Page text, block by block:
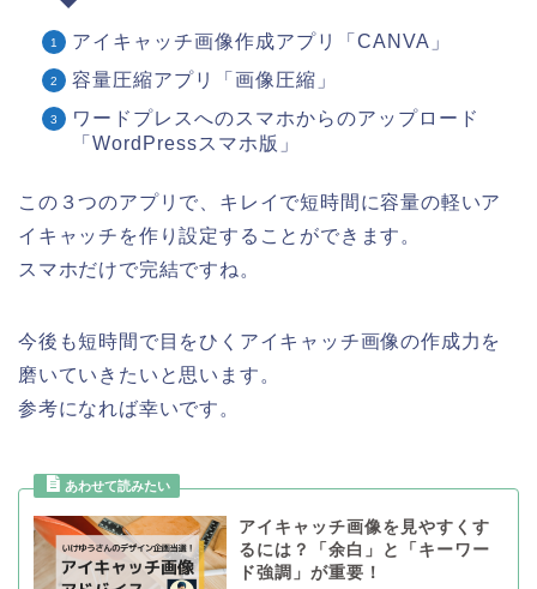
アイキャッチ画像作成アプリ「CANVA」
容量圧縮アプリ「画像圧縮」
ワードプレスへのスマホからのアップロード
「WordPressスマホ版」
この３つのアプリで、キレイで短時間に容量の軽いア
イキャッチを作り設定することができます。
スマホだけで完結ですね。
今後も短時間で目をひくアイキャッチ画像の作成力を
磨いていきたいと思います。
参考になれば幸いです。
アイキャッチ画像を見やすくす
るには？「余白」と「キーワー
ド強調」が重要！